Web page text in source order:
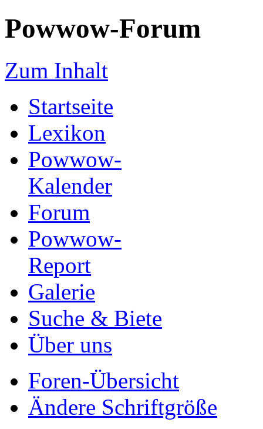
Powwow-Forum
Zum Inhalt
Startseite
Lexikon
Powwow-
Kalender
Forum
Powwow-
Report
Galerie
Suche & Biete
Über uns
Foren-Übersicht
Ändere Schriftgröße